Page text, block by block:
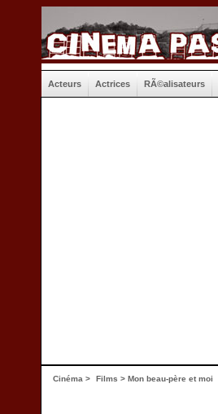
Acteurs Actrices RÃ©alisateurs
Cinéma > Films > Mon beau-père et moi